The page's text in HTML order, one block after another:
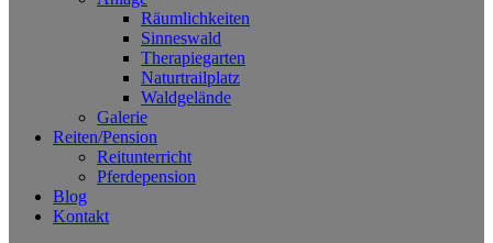
Räumlichkeiten
Sinneswald
Therapiegarten
Naturtrailplatz
Waldgelände
Galerie
Reiten/Pension
Reitunterricht
Pferdepension
Blog
Kontakt